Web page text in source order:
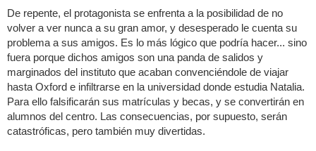
De repente, el protagonista se enfrenta a la posibilidad de no
volver a ver nunca a su gran amor, y desesperado le cuenta su
problema a sus amigos. Es lo más lógico que podría hacer... sino
fuera porque dichos amigos son una panda de salidos y
marginados del instituto que acaban convenciéndole de viajar
hasta Oxford e infiltrarse en la universidad donde estudia Natalia.
Para ello falsificarán sus matrículas y becas, y se convertirán en
alumnos del centro. Las consecuencias, por supuesto, serán
catastróficas, pero también muy divertidas.